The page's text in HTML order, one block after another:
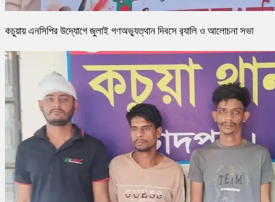
কচুয়ায় এনসিপির উদ্যোগে জুলাই গণঅভ্যুত্থান দিবসে র‌্যালি ও আলোচনা সভা